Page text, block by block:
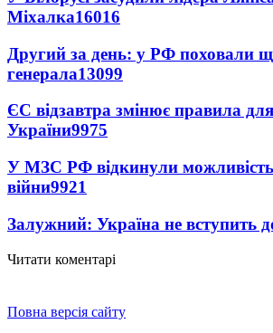
Міхалка16016
Другий за день: у РФ поховали
генерала13099
ЄС відзавтра змінює правила для
України9975
У МЗС РФ відкинули
війни9921
Залужний: Україна не вступить
Читати коментарі
Повна версія сайту